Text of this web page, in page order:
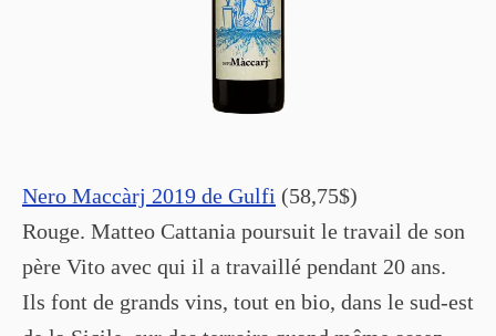
Nero Maccàrj 2019 de Gulfi (58,75$)
Rouge. Matteo Cattania poursuit le travail de son
père Vito avec qui il a travaillé pendant 20 ans.
Ils font de grands vins, tout en bio, dans le sud-est